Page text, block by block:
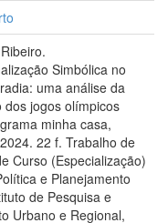
Simbólica no
uma análise da
dos jogos olímpicos
minha casa,
22 f. Trabalho de
Curso (Especialização)
e Planejamento
de Pesquisa e
Urbano e Regional,